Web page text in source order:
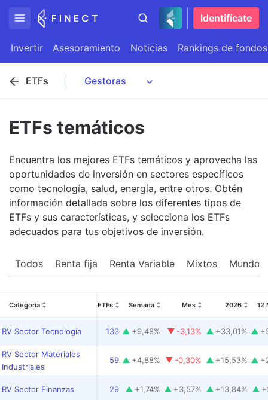
Identifícate
Invertir Asesoramiento Noticias Rankings de fondos
ETFs
ETFs temáticos
Encuentra los mejores ETFs temáticos y aprovecha las
oportunidades de inversión en sectores específicos
como tecnología, salud, energía, entre otros. Obtén
información detallada sobre los diferentes tipos de
ETFs y sus características, y selecciona los ETFs
adecuados para tus objetivos de inversión.
Todos Renta fija Renta Variable Mixtos Mundo
Categoría ETFs Semana Mes 2026 12
RV Sector Tecnología 133 +9,48% -3,13% +33,01% +
RV Sector Materiales
Industriales
59 +4,88% -0,30% +15,53% +
RV Sector Finanzas 29 +1,74% +3,57% +13,84% +